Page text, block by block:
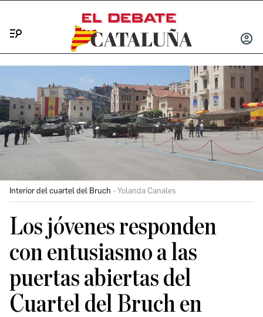
INICIAR
Interior del cuartel del Bruch Yolanda Canales
Los jóvenes responden
con entusiasmo a las
puertas abiertas del
Cuartel del Bruch en